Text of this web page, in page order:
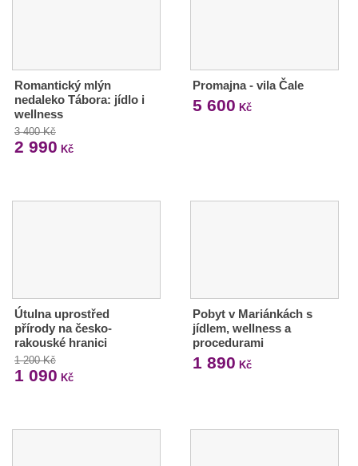
Romantický mlýn
nedaleko Tábora: jídlo i
wellness
3 400 Kč
2 990 Kč
Promajna - vila Čale
5 600 Kč
Útulna uprostřed
přírody na česko-
rakouské hranici
1 200 Kč
1 090 Kč
Pobyt v Mariánkách s
jídlem, wellness a
procedurami
1 890 Kč